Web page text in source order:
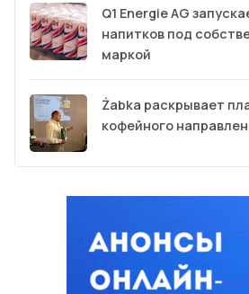
Q1 Energie AG
напитков под
маркой
Żabka раскрывает
кофейного